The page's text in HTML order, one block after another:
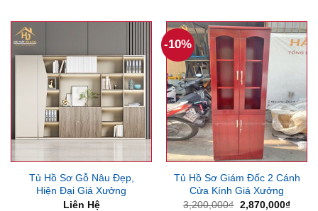
5,400,000₫.
Tủ Hồ Sơ Gỗ Nâu Đẹp,
Hiện Đại Giá Xưởng
Liên Hệ
-10%
Tủ Hồ Sơ Giám Đốc 2 Cánh
Cửa Kính Giá Xưởng
3,200,000₫ Giá
2,870,000₫Giá